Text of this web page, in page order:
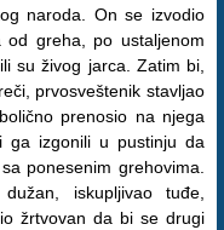
naroda. On se izvodio
od greha, po ustaljenom
su živog jarca. Zatim bi,
prvosveštenik stavljao
prenosio na njega
ga izgonili u pustinju da
ponesenim grehovima.
iskupljivao tuđe,
žrtvovan da bi se drugi